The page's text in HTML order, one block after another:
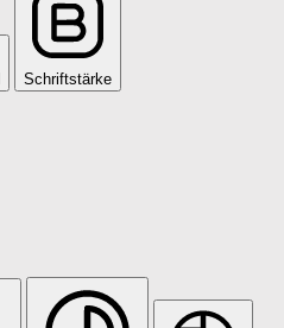
Schriftstärke